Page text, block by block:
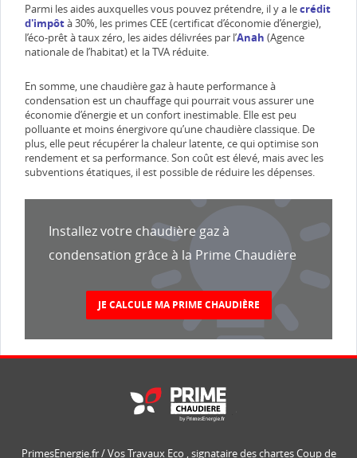
Parmi les aides auxquelles vous pouvez prétendre, il y a lecrédit
d'impôtà 30%, les primes CEE (certificat d’économie d’énergie),
l’éco-prêt à taux zéro, les aides délivrées par l’Anah (Agence
nationale de l’habitat) et la TVA réduite.
En somme, une chaudière gaz à haute performance à
condensation est un chauffage qui pourrait vous assurer une
économie d’énergie et un confort inestimable. Elle est peu
polluante et moins énergivore qu’une chaudière classique. De
plus, elle peut récupérer la chaleur latente, ce qui optimise son
rendement et sa performance. Son coût est élevé, mais avec les
subventions étatiques, il est possible de réduire les dépenses.
Installez votre chaudière gaz à
condensation grâce à la Prime Chaudière
JE CALCULE MA PRIME CHAUDIÈRE
PrimesEnergie.fr / Vos Travaux Eco , signataire des chartes Coup de